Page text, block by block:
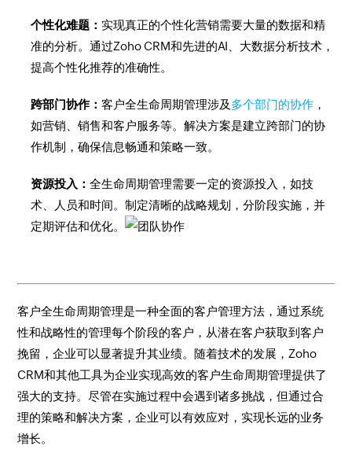
个性化难题：实现真正的个性化营销需要大量的数据和精
准的分析。通过Zoho CRM和先进的AI、大数据分析技术，
提高个性化推荐的准确性。
跨部门协作：客户全生命周期管理涉及 多个部门的协作 ，
如营销、销售和客户服务等。解决方案是建立跨部门的协
作机制，确保信息畅通和策略一致。
资源投入：全生命周期管理需要一定的资源投入，如技
术、人员和时间。制定清晰的战略规划，分阶段实施，并
定期评估和优化。
客户全生命周期管理是一种全面的客户管理方法，通过系统
性和战略性的管理每个阶段的客户，从潜在客户获取到客户
挽留，企业可以显著提升其业绩。随着技术的发展，Zoho
CRM和其他工具为企业实现高效的客户生命周期管理提供了
强大的支持。尽管在实施过程中会遇到诸多挑战，但通过合
理的策略和解决方案，企业可以有效应对，实现长远的业务
增长。